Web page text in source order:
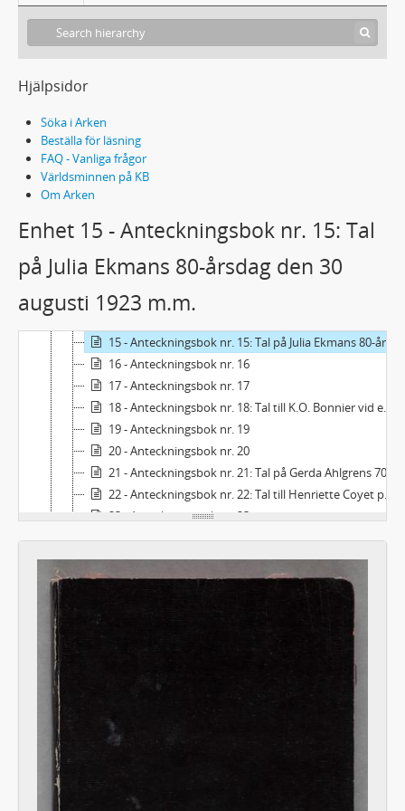
Hjälpsidor
Söka i Arken
Beställa för läsning
FAQ - Vanliga frågor
Världsminnen på KB
Om Arken
Enhet 15 - Anteckningsbok nr. 15: Tal
på Julia Ekmans 80-årsdag den 30
augusti 1923 m.m.
55a - MANUSKRIPT: Anteckningsböcker, nr. 1 - 27
1 - Anteckningsbok nr. 1
2 - Anteckningsbok nr. 2
6 - Anteckningsbok nr. 6
7 - Anteckningsbok nr. 7
10 - Anteckningsbok nr. 10
11 - Anteckningsbok nr. 11
12 - Anteckningsbok nr. 12
13 - Anteckningsbok nr. 13: Himlatrappan m.m.
15 - Anteckningsbok nr. 15: Tal på Julia Ekmans 80-årsdag den 30 augusti 1923 m.m.
16 - Anteckningsbok nr. 16
17 - Anteckningsbok nr. 17
18 - Anteckningsbok nr. 18: Tal till K.O. Bonnier vid en middag m.m.
19 - Anteckningsbok nr. 19
20 - Anteckningsbok nr. 20
21 - Anteckningsbok nr. 21: Tal på Gerda Ahlgrens 70-årsdag den 8 augusti 1932 m.m.
22 - Anteckningsbok nr. 22: Tal till Henriette Coyet på Torup m.m.
23 - Anteckningsbok nr. 23
24 - Anteckningsbok nr. 24
25 - Anteckningsbok nr. 25
26 - Anteckningsbok nr. 26
55b - MANUSKRIPT: Annotationsdagböcker
56 - MANUSKRIPT: [Koncept till dödsannons över Eric Dahlgren 28/3 1920]
57 - MANUSKRIPT: [Förord till Dahlman, Axel, Från min ungdomstid, Karlstad 1928]
58 - MANUSKRIPT:De sju dödssynderna
59a - MANUSKRIPT: De tre guldäpplena - Dockteaterspel
61 - MANUSKRIPT: Den heliga bilden i Lucca. Legend
61a - MANUSKRIPT: Den heliga bilden i Lucca. Legend